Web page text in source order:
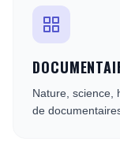
Nature, science,
de